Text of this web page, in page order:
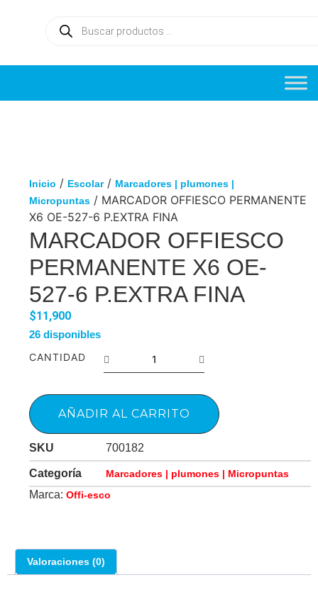
Inicio / Escolar/ Marcadores | plumones |
Micropuntas / MARCADOR OFFIESCO PERMANENTE
X6 OE-527-6 P.EXTRA FINA
MARCADOR OFFIESCO
PERMANENTE X6 OE-
527-6 P.EXTRA FINA
$11,900
26 disponibles
CANTIDAD
AÑADIR AL CARRITO
SKU 700182
Categoría Marcadores | plumones | Micropuntas
Marca: Offi-esco
Valoraciones (0)